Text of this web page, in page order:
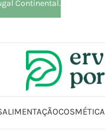
ALIMENTAÇÃOCOSMÉTICA
Continental.